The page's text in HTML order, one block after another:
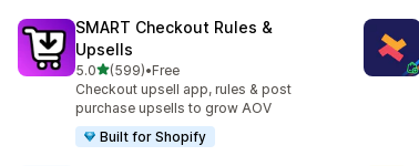
SMART Checkout Rules &
Upsells
5.05つ星中
(599)
合計レビュー数：599件
•Free
Checkout upsell app, rules & post
purchase upsells to grow AOV
Built for Shopify